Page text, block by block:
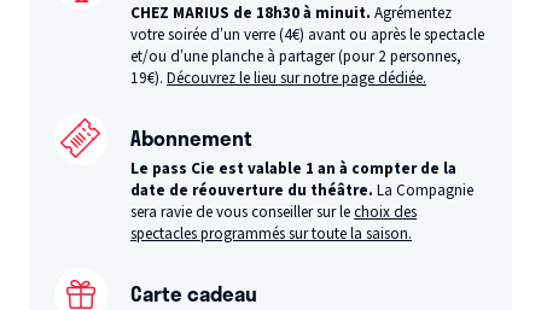
CHEZ MARIUS de 18h30 à minuit.Agrémentez
votre soirée d’un verre (4€) avant ou après le spectacle
et/ou d’une planche à partager (pour 2 personnes,
19€).Découvrez le lieu sur notre page dédiée.
Abonnement
Le pass Cie est valable 1 an à compter de la
date de réouverture du théâtre.La Compagnie
sera ravie de vous conseiller sur lechoix des
spectacles programmés sur toute la saison.
Carte cadeau